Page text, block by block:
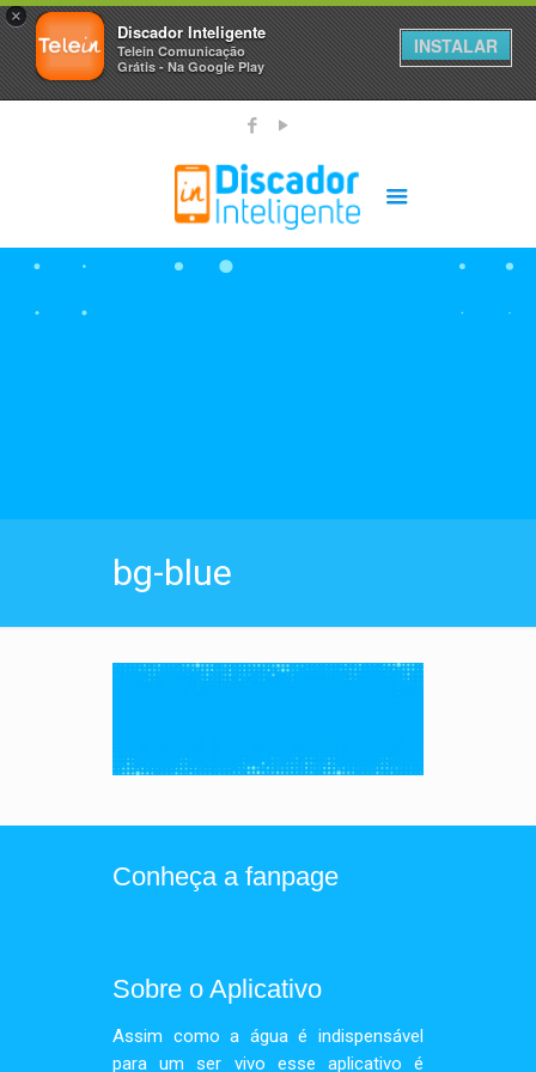
×
Discador Inteligente
Telein Comunicação
Grátis - Na Google Play
INSTALAR
bg-blue
Conheça a fanpage
Sobre o Aplicativo
Assim como a água é indispensável
para um ser vivo esse aplicativo é